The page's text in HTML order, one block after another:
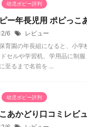
幼児ポピー評判
ー年長児用 ポピっこ
6
レビュー
育園の年長組になると、小
セルや学習机、学用品に制
至るまで名前を ...
幼児ポピー評判
あかどり口コミレビ